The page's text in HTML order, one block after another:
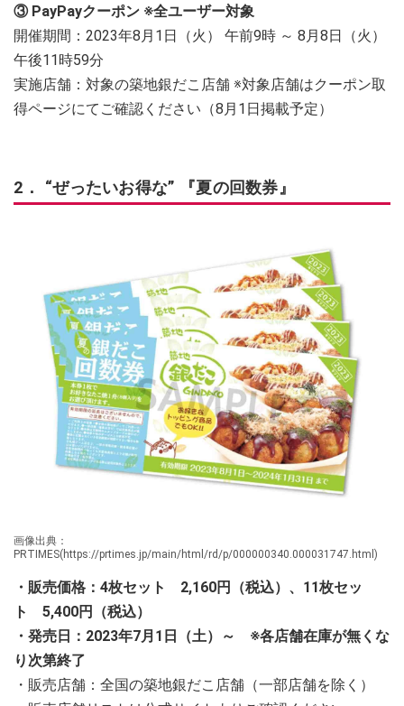
③ PayPayクーポン ※全ユーザー対象
開催期間：2023年8月1日（火） 午前9時 ～ 8月8日（火）
午後11時59分
実施店舗：対象の築地銀だこ店舗 ※対象店舗はクーポン取
得ページにてご確認ください（8月1日掲載予定）
2． “ぜったいお得な” 『夏の回数券』
画像出典：
PRTIMES(https://prtimes.jp/main/html/rd/p/000000340.000031747.html)
・販売価格：4枚セット 2,160円（税込）、11枚セッ
ト 5,400円（税込）
・発売日：2023年7月1日（土）～ ※各店舗在庫が無くな
り次第終了
・販売店舗：全国の築地銀だこ店舗（一部店舗を除く）